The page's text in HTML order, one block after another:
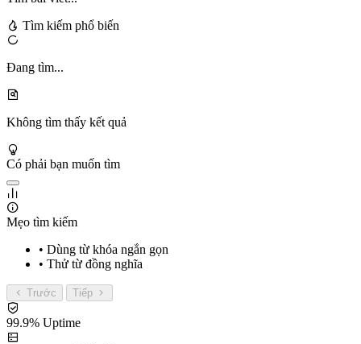
Tìm kiếm phổ biến
Đang tìm...
Không tìm thấy kết quả
Có phải bạn muốn tìm
Mẹo tìm kiếm
• Dùng từ khóa ngắn gọn
• Thử từ đồng nghĩa
Trước Tiếp
99.9% Uptime